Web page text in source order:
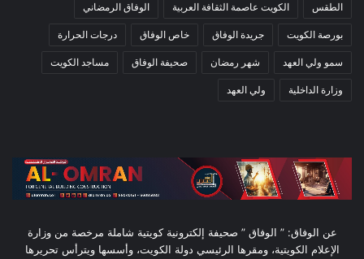
الطقس الكويت عاصمة الثقافة العربية الوفاق الرمضاني
بورصة الكويت جريدة الوفاق خاص الوفاق درجات الحرارة
سمو ولي العهد شهر رمضان صحيفة الوفاق مساجد الكويت
وزارة الداخلية ولي العهد
عن الوفاق: ” الوفاق ” صحيفة إلكترونية كويتية شاملة مرخصة من وزارة
الإعلام الكويتية، ومقرها الرئيسي دولة الكويت، وأسسها ويترأس تحريرها